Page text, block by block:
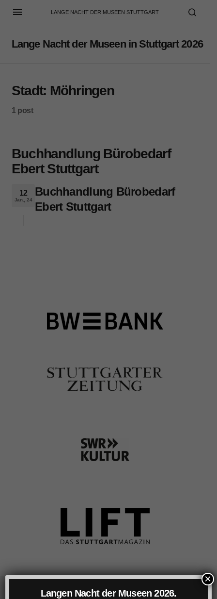
LANGE NACHT DER MUSEEN STUTTGART
Lange Nacht der Museen in Stuttgart 2026
Stadt: Möhringen
1 post
Buchhandlung Bürobedarf
Ebert Stuttgart
12
Jan., 24
Buchhandlung Bürobedarf
Ebert Stuttgart
Langen Nacht der Museen 2026.
×